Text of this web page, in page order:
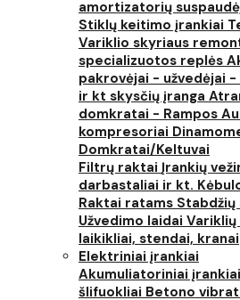
amortizatorių
Stiklų keitimo įrankiai
Variklio skyriaus
specializuotos replės
pakrovėjai - užvedėjai
ir kt skysčių įranga
domkratai - Rampos
kompresoriai
Domkratai/Keltuvai
Filtrų raktai Įrankių
darbastaliai ir kt.
Raktai ratams
Užvedimo laidai
laikikliai, stendai, kranai
Elektriniai įrankiai
Akumuliatoriniai įrankiai
šlifuokliai Betono